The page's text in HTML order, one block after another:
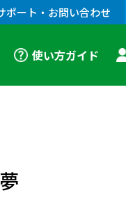
ポート・お問い合わせ
使い方ガイド